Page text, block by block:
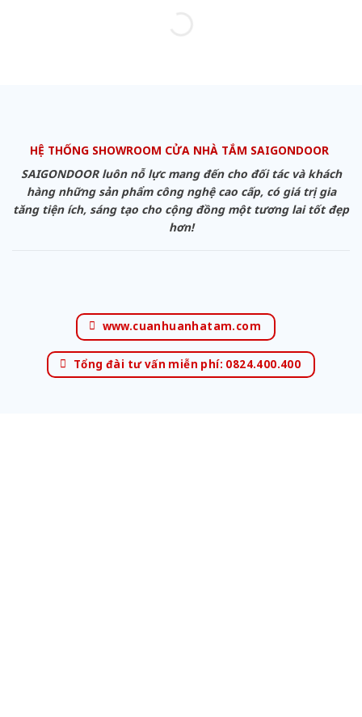
HỆ THỐNG SHOWROOM CỬA NHÀ TẮM SAIGONDOOR
SAIGONDOOR luôn nỗ lực mang đến cho đối tác và khách
hàng những sản phẩm công nghệ cao cấp, có giá trị gia
tăng tiện ích, sáng tạo cho cộng đồng một tương lai tốt đẹp
hơn!
www.cuanhuanhatam.com
Tổng đài tư vấn miễn phí: 0824.400.400